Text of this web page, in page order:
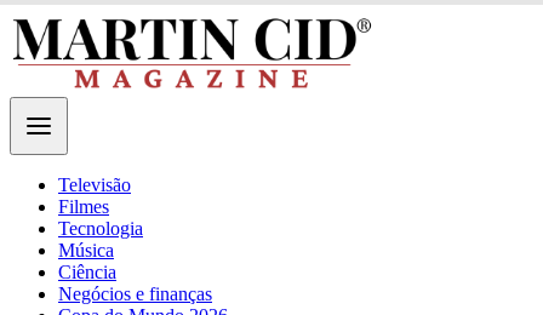
Televisão
Filmes
Tecnologia
Música
Ciência
Negócios e finanças